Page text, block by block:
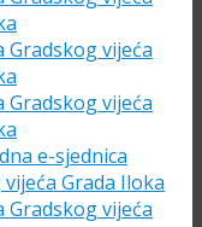
Gradskog vijeća
Gradskog vijeća
e-sjednica
Grada Iloka
Gradskog vijeća